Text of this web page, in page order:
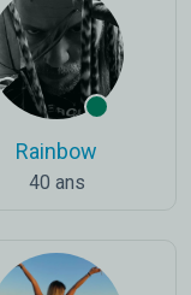
Rainbow
40 ans